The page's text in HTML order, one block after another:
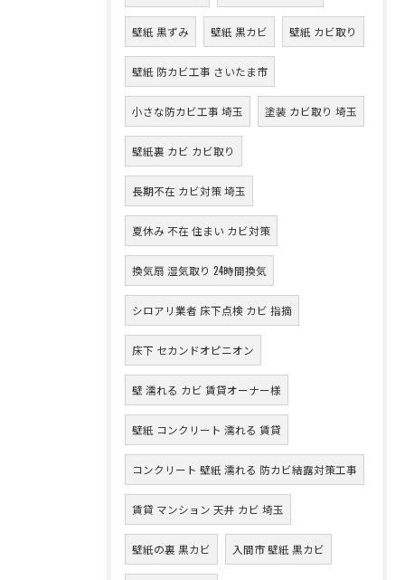
壁紙 黒ずみ 壁紙 黒カビ 壁紙 カビ取り
壁紙 防カビ工事 さいたま市
小さな防カビ工事 埼玉 塗装 カビ取り 埼玉
壁紙裏 カビ カビ取り
長期不在 カビ対策 埼玉
夏休み 不在 住まい カビ対策
換気扇 湿気取り 24時間換気
シロアリ業者 床下点検 カビ 指摘
床下 セカンドオピニオン
壁 濡れる カビ 賃貸オーナー様
壁紙 コンクリート 濡れる 賃貸
コンクリート 壁紙 濡れる 防カビ結露対策工事
賃貸 マンション 天井 カビ 埼玉
壁紙の裏 黒カビ 入間市 壁紙 黒カビ